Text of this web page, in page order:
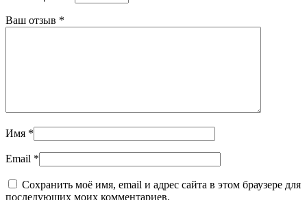
Ваш отзыв *
Имя *
Email *
Сохранить моё имя, email и адрес сайта в этом браузере для
последующих моих комментариев.